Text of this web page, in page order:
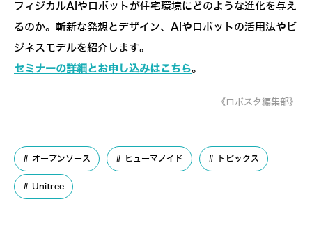
フィジカルAIやロボットが住宅環境にどのような進化を与え
るのか。斬新な発想とデザイン、AIやロボットの活用法やビ
ジネスモデルを紹介します。
セミナーの詳細とお申し込みはこちら。
《ロボスタ編集部》
オープンソース ヒューマノイド トピックス
Unitree